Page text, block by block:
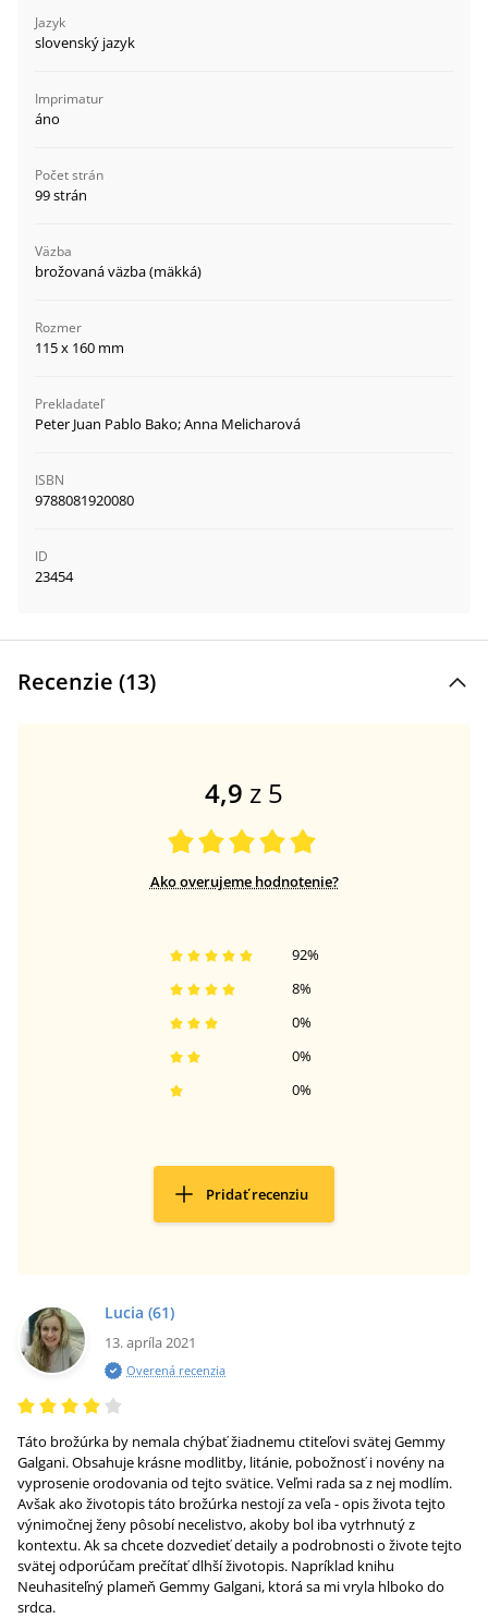
Jazyk
slovenský jazyk
Imprimatur
áno
Počet strán
99 strán
Väzba
brožovaná väzba (mäkká)
Rozmer
115 x 160 mm
Prekladateľ
Peter Juan Pablo Bako; Anna Melicharová
ISBN
9788081920080
ID
23454
Recenzie (13)
4,9 z 5
Ako overujeme hodnotenie?
0%
0%
0%
8%
92%
Pridať recenziu
Lucia (61)
13. apríla 2021
Overená recenzia
Táto brožúrka by nemala chýbať žiadnemu ctiteľovi svätej Gemmy
Galgani. Obsahuje krásne modlitby, litánie, pobožnosť i novény na
vyprosenie orodovania od tejto svätice. Veľmi rada sa z nej modlím.
Avšak ako životopis táto brožúrka nestojí za veľa - opis života tejto
výnimočnej ženy pôsobí necelistvo, akoby bol iba vytrhnutý z
kontextu. Ak sa chcete dozvedieť detaily a podrobnosti o živote tejto
svätej odporúčam prečítať dlhší životopis. Napríklad knihu
Neuhasiteľný plameň Gemmy Galgani, ktorá sa mi vryla hlboko do
srdca.